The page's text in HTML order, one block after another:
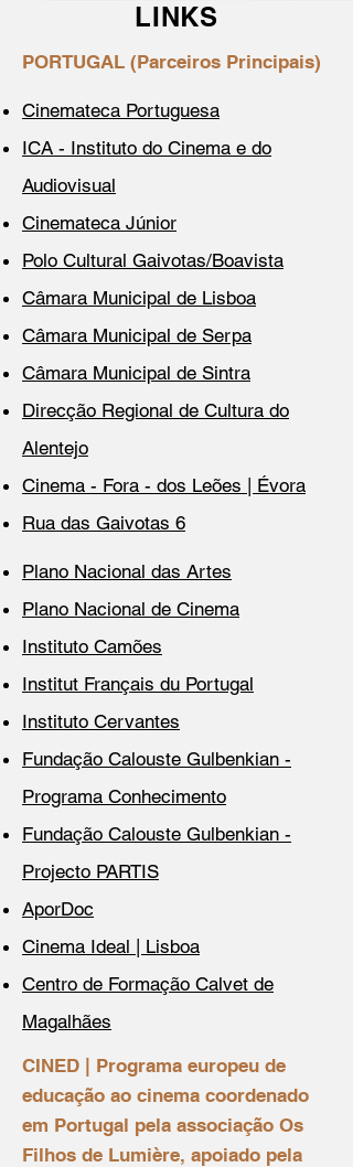
LINKS
PORTUGAL (Parceiros Principais)
Cinemateca Portuguesa
ICA - Instituto do Cinema e do
Audiovisual
Cinemateca Júnior
Polo Cultural Gaivotas/Boavista
Câmara Municipal de Lisboa
Câmara Municipal de Serpa
Câmara Municipal de Sintra
Direcção Regional de Cultura do
Alentejo
Cinema - Fora - dos Leões | Évora
Rua das Gaivotas 6
Plano Nacional das Artes
Plano Nacional de Cinema
Instituto Camões
Institut Français du Portugal
Instituto Cervantes
Fundação Calouste Gulbenkian -
Programa Conhecimento
Fundação Calouste Gulbenkian -
Projecto PARTIS
AporDoc
Cinema Ideal | Lisboa
​Centro de Formação Calvet de
Magalhães
CINED | Programa europeu de
educação ao cinema coordenado
em Portugal pela associação Os
Filhos de Lumière, apoiado pela